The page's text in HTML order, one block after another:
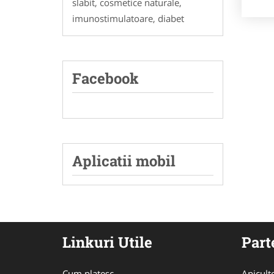
imunostimulatoare, diabet
Facebook
Aplicatii mobil
Linkuri Utile